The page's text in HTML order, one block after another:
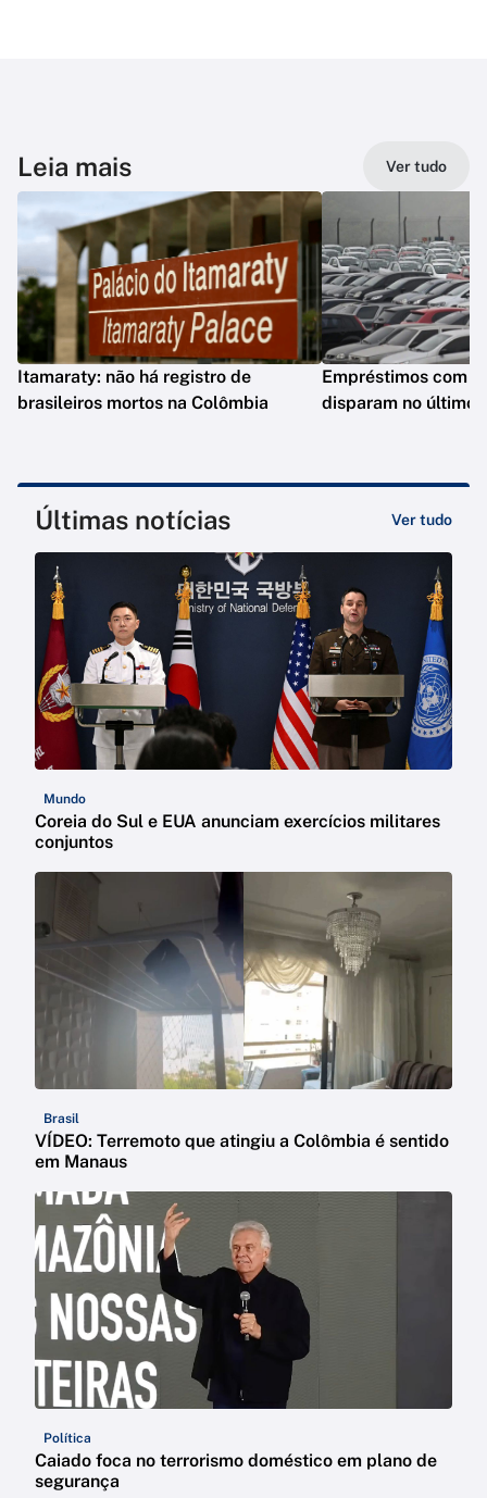
Leia mais Ver tudo
Itamaraty: não há registro de
brasileiros mortos na Colômbia
Empréstimos com
disparam no último
Últimas notícias Ver tudo
Mundo
Coreia do Sul e EUA anunciam exercícios militares
conjuntos
Brasil
VÍDEO: Terremoto que atingiu a Colômbia é sentido
em Manaus
Política
Caiado foca no terrorismo doméstico em plano de
segurança